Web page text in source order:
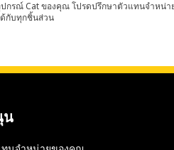
กรณ์ Cat ของคุณ โปรดปรึกษาตัวแทนจำห
กับทุกชิ้นส่วน
น